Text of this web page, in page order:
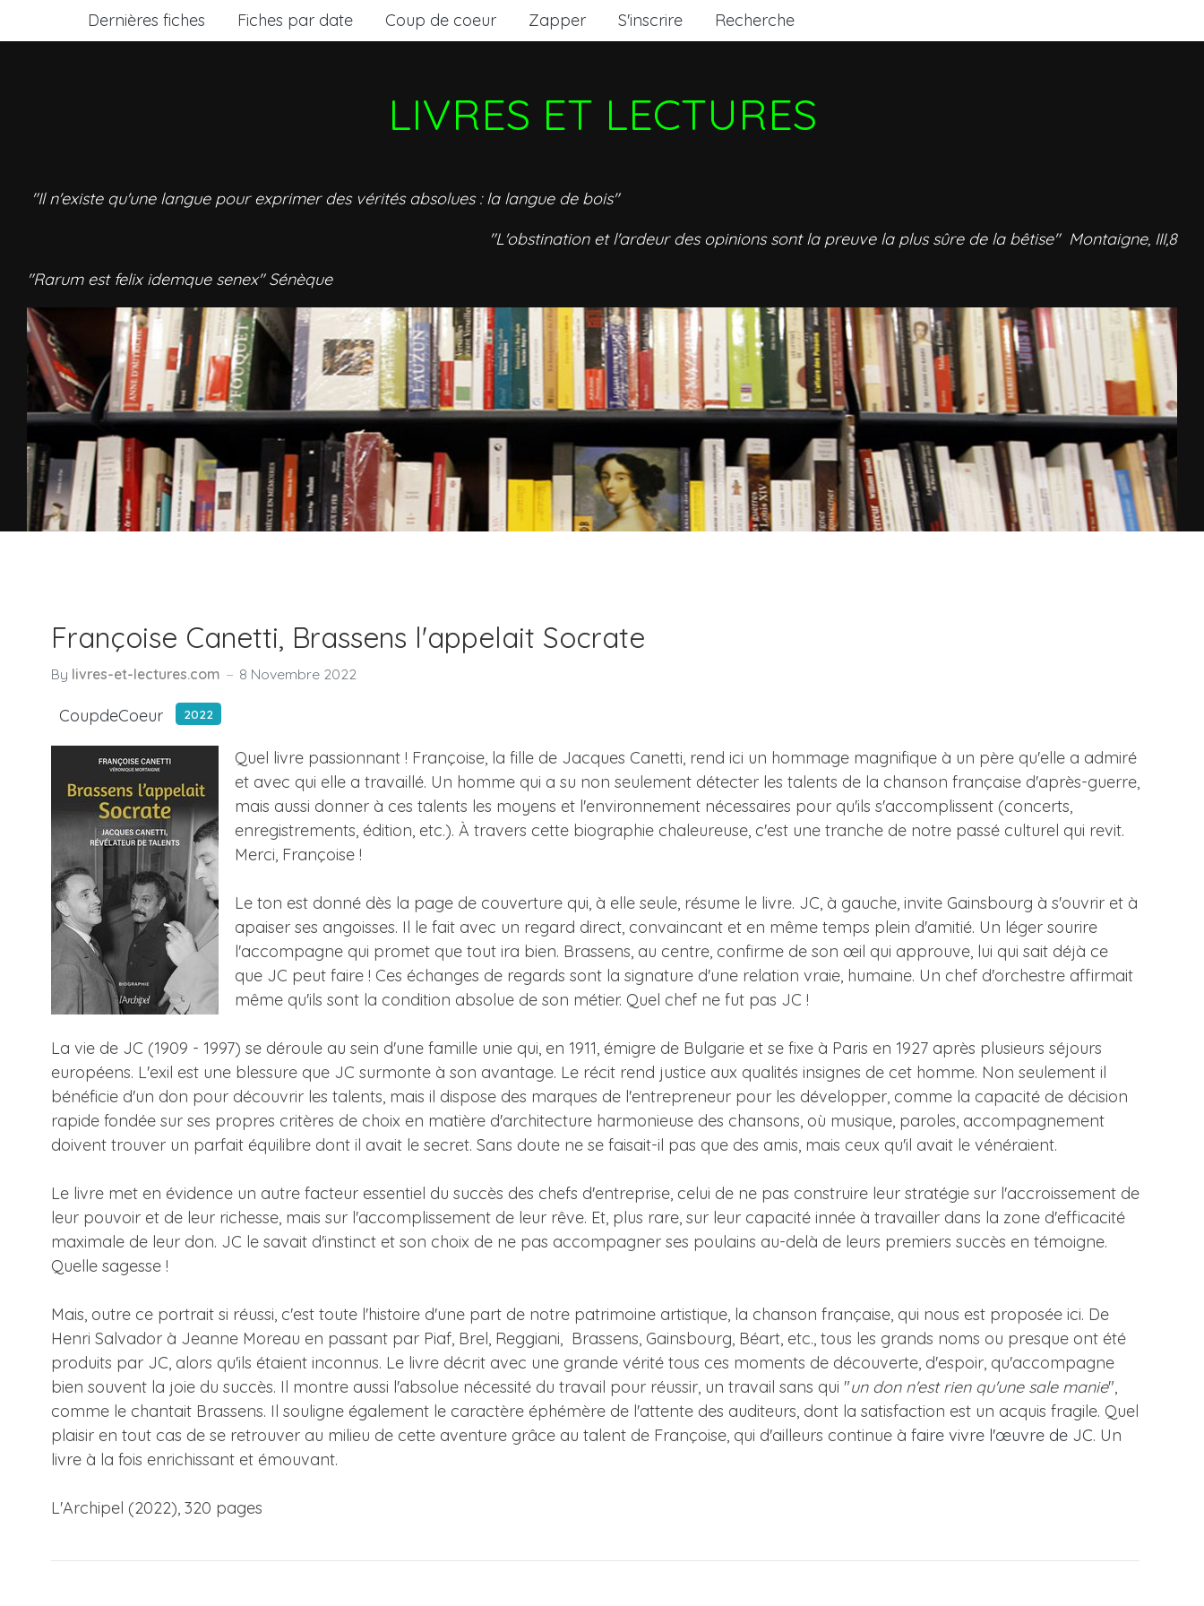
Dernières fiches Fiches par date Coup de coeur Zapper S'inscrire Recherche
LIVRES ET LECTURES
"Il n'existe qu'une langue pour exprimer des vérités absolues : la langue de bois"
"L'obstination et l'ardeur des opinions sont la preuve la plus sûre de la bêtise" Montaigne, III,8
"Rarum est felix idemque senex" Sénèque
Françoise Canetti, Brassens l'appelait Socrate
By livres-et-lectures.com 8 Novembre 2022
CoupdeCoeur 2022
Quel livre passionnant ! Françoise, la fille de Jacques Canetti, rend ici un hommage magnifique à un père qu'elle a admiré
et avec qui elle a travaillé. Un homme qui a su non seulement détecter les talents de la chanson française d'après-guerre,
mais aussi donner à ces talents les moyens et l'environnement nécessaires pour qu'ils s'accomplissent (concerts,
enregistrements, édition, etc.). À travers cette biographie chaleureuse, c'est une tranche de notre passé culturel qui revit.
Merci, Françoise !
Le ton est donné dès la page de couverture qui, à elle seule, résume le livre. JC, à gauche, invite Gainsbourg à s'ouvrir et à
apaiser ses angoisses. Il le fait avec un regard direct, convaincant et en même temps plein d'amitié. Un léger sourire
l'accompagne qui promet que tout ira bien. Brassens, au centre, confirme de son œil qui approuve, lui qui sait déjà ce
que JC peut faire ! Ces échanges de regards sont la signature d'une relation vraie, humaine. Un chef d'orchestre affirmait
même qu'ils sont la condition absolue de son métier. Quel chef ne fut pas JC !
La vie de JC (1909 - 1997) se déroule au sein d'une famille unie qui, en 1911, émigre de Bulgarie et se fixe à Paris en 1927 après plusieurs séjours
européens. L'exil est une blessure que JC surmonte à son avantage. Le récit rend justice aux qualités insignes de cet homme. Non seulement il
bénéficie d'un don pour découvrir les talents, mais il dispose des marques de l'entrepreneur pour les développer, comme la capacité de décision
rapide fondée sur ses propres critères de choix en matière d'architecture harmonieuse des chansons, où musique, paroles, accompagnement
doivent trouver un parfait équilibre dont il avait le secret. Sans doute ne se faisait-il pas que des amis, mais ceux qu'il avait le vénéraient.
Le livre met en évidence un autre facteur essentiel du succès des chefs d'entreprise, celui de ne pas construire leur stratégie sur l'accroissement de
leur pouvoir et de leur richesse, mais sur l'accomplissement de leur rêve. Et, plus rare, sur leur capacité innée à travailler dans la zone d'efficacité
maximale de leur don. JC le savait d'instinct et son choix de ne pas accompagner ses poulains au-delà de leurs premiers succès en témoigne.
Quelle sagesse !
Mais, outre ce portrait si réussi, c'est toute l'histoire d'une part de notre patrimoine artistique, la chanson française, qui nous est proposée ici. De
Henri Salvador à Jeanne Moreau en passant par Piaf, Brel, Reggiani, Brassens, Gainsbourg, Béart, etc., tous les grands noms ou presque ont été
produits par JC, alors qu'ils étaient inconnus. Le livre décrit avec une grande vérité tous ces moments de découverte, d'espoir, qu'accompagne
bien souvent la joie du succès. Il montre aussi l'absolue nécessité du travail pour réussir, un travail sans qui "un don n'est rien qu'une sale manie",
comme le chantait Brassens. Il souligne également le caractère éphémère de l'attente des auditeurs, dont la satisfaction est un acquis fragile. Quel
plaisir en tout cas de se retrouver au milieu de cette aventure grâce au talent de Françoise, qui d'ailleurs continue à faire vivre l'œuvre de JC. Un
livre à la fois enrichissant et émouvant.
L'Archipel (2022), 320 pages